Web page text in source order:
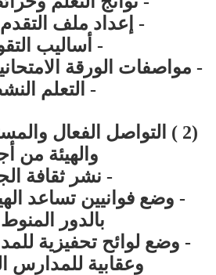
- إعداد ملف التقدم
- أساليب
- مواصفات الورقة
- التعلم
(2 ) التواصل الفعال
والهيئة من
- نشر ثقافة
- وضع فوانيين تساعد
بالدور المنوط
- وضع لوائح تحفيزية
وعقابية للمدارس